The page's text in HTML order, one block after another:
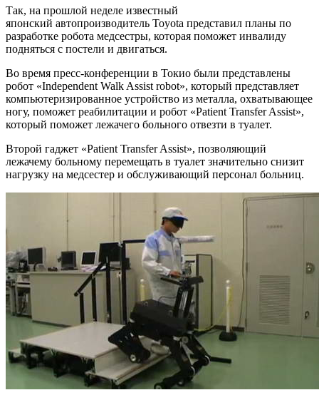
Так, на прошлой неделе известный
японский автопроизводитель Toyota представил планы по
разработке робота медсестры, которая поможет инвалиду
подняться с постели и двигаться.
Во время пресс-конференции в Токио были представлены
робот «Independent Walk Assist robot», который представляет
компьютеризированное устройство из металла, охватывающее
ногу, поможет реабилитации и робот «Patient Transfer Assist»,
который поможет лежачего больного отвезти в туалет.
Второй гаджет «Patient Transfer Assist», позволяющий
лежачему больному перемещать в туалет значительно снизит
нагрузку на медсестер и обслуживающий персонал больниц.